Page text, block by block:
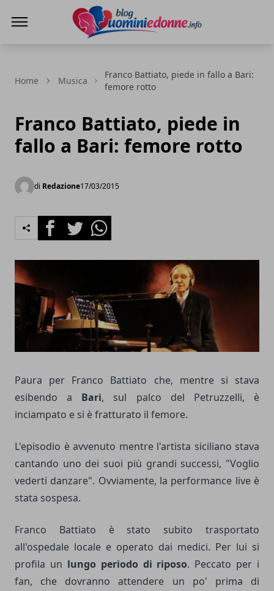
Home Musica
Franco Battiato, piede in fallo a Bari:
femore rotto
Franco Battiato, piede in
fallo a Bari: femore rotto
di Redazione17/03/2015
FacebookTwitterWhatsapp
Paura per Franco Battiato che, mentre si stava
esibendo a Bari, sul palco del Petruzzelli, è
inciampato e si è fratturato il femore.
L'episodio è avvenuto mentre l'artista siciliano stava
cantando uno dei suoi più grandi successi, "Voglio
vederti danzare". Ovviamente, la performance live è
stata sospesa.
Franco Battiato è stato subito trasportato
all'ospedale locale e operato dai medici. Per lui si
profila un lungo periodo di riposo. Peccato per i
fan, che dovranno attendere un po' prima di